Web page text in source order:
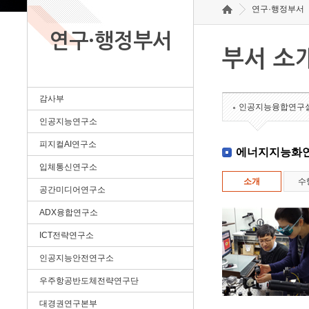
연구·행정부서
감사부
인공지능연구소
피지컬AI연구소
입체통신연구소
공간미디어연구소
ADX융합연구소
ICT전략연구소
인공지능안전연구소
우주항공반도체전략연구단
대경권연구본부
연구·행정부서
부서 소
인공지능융합연구
에너지지능화
소개 수